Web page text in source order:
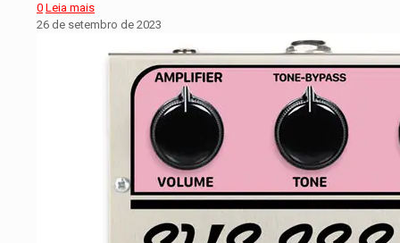
0 Leia mais
26 de setembro de 2023